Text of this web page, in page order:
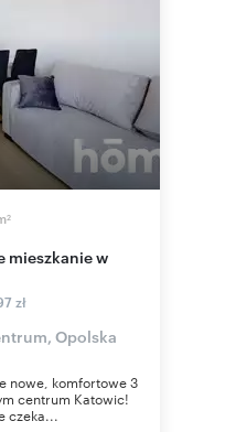
2
zł
Opolska
nowe, komfortowe 3
centrum Katowic!
czeka...